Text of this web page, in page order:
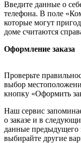
Введите данные о
телефона. В поле
которые могут
доме считаются
Оформление заказа
Проверьте
выбор
кнопку «Оформить
Наш сервис
о заказе и в
данные предыдущего
выбирайте другие